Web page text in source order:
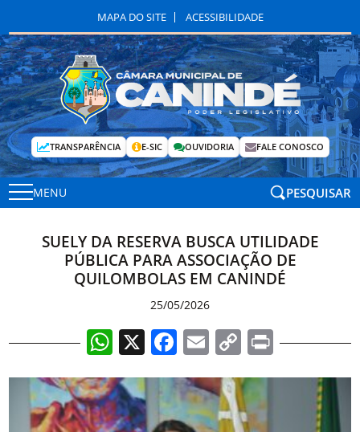
MAPA DO SITE ACESSIBILIDADE
TRANSPARÊNCIA E-SIC OUVIDORIA FALE CONOSCO
MENU PESQUISAR
SUELY DA RESERVA BUSCA UTILIDADE
PÚBLICA PARA ASSOCIAÇÃO DE
QUILOMBOLAS EM CANINDÉ
25/05/2026
WhatsApp
X Facebook
EmailCopyPrint